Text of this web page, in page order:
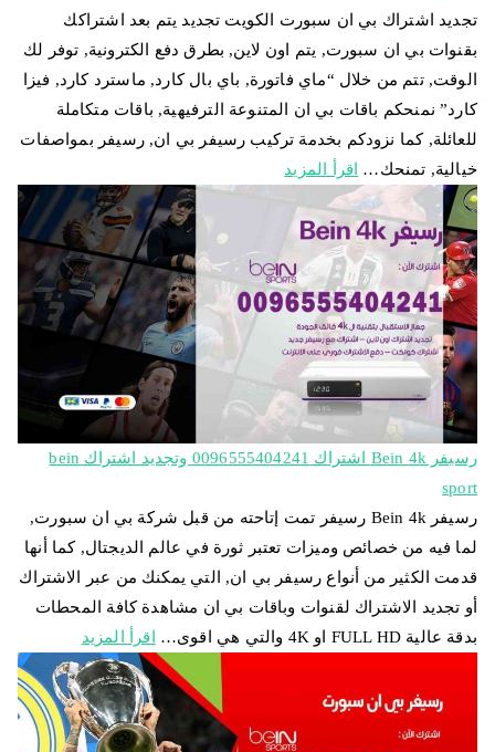
تجديد اشتراك بي ان سبورت الكويت تجديد يتم بعد اشتراكك
بقنوات بي ان سبورت, يتم اون لاين, بطرق دفع الكترونية, توفر لك
الوقت, تتم من خلال “ماي فاتورة, باي بال كارد, ماسترد كارد, فيزا
كارد” نمنحكم باقات بي ان المتنوعة الترفيهية, باقات متكاملة
للعائلة, كما نزودكم بخدمة تركيب رسيفر بي ان, رسيفر بمواصفات
خيالية, تمنحك…
اقرأ المزيد
رسيفر Bein 4k اشتراك 0096555404241 وتجديد اشتراك bein
sport
رسيفر Bein 4k رسيفر تمت إتاحته من قبل شركة بي ان سبورت,
لما فيه من خصائص وميزات تعتبر ثورة في عالم الديجتال, كما أنها
قدمت الكثير من أنواع رسيفر بي ان, التي يمكنك من عبر الاشتراك
أو تجديد الاشتراك لقنوات وباقات بي ان مشاهدة كافة المحطات
بدقة عالية FULL HD او 4K والتي هي اقوى…
اقرأ المزيد